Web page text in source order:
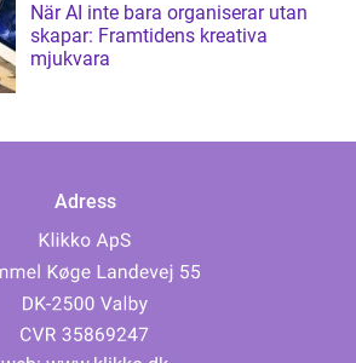
När AI inte bara organiserar utan
skapar: Framtidens kreativa
mjukvara
Adress